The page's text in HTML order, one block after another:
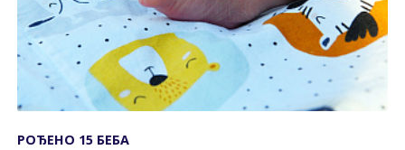
РОЂЕНО 15 БЕБА